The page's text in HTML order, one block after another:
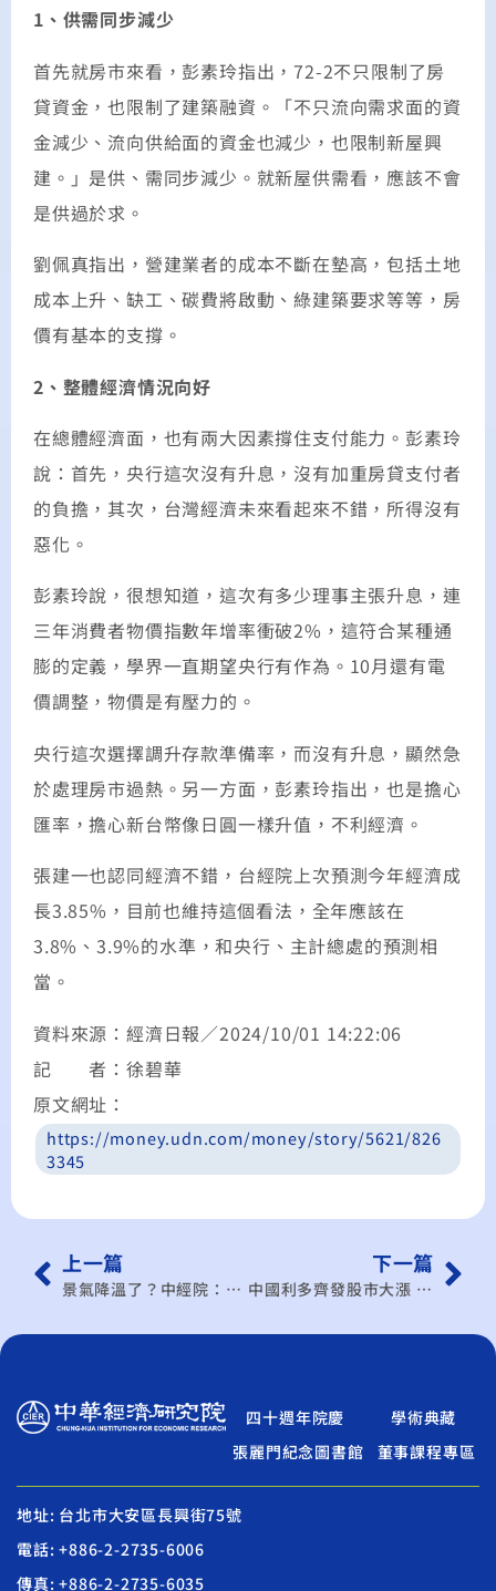
1、供需同步減少
首先就房市來看，彭素玲指出，72-2不只限制了房
貸資金，也限制了建築融資。「不只流向需求面的資
金減少、流向供給面的資金也減少，也限制新屋興
建。」是供、需同步減少。就新屋供需看，應該不會
是供過於求。
劉佩真指出，營建業者的成本不斷在墊高，包括土地
成本上升、缺工、碳費將啟動、綠建築要求等等，房
價有基本的支撐。
2、整體經濟情況向好
在總體經濟面，也有兩大因素撐住支付能力。彭素玲
說：首先，央行這次沒有升息，沒有加重房貸支付者
的負擔，其次，台灣經濟未來看起來不錯，所得沒有
惡化。
彭素玲說，很想知道，這次有多少理事主張升息，連
三年消費者物價指數年增率衝破2%，這符合某種通
膨的定義，學界一直期望央行有作為。10月還有電
價調整，物價是有壓力的。
央行這次選擇調升存款準備率，而沒有升息，顯然急
於處理房市過熱。另一方面，彭素玲指出，也是擔心
匯率，擔心新台幣像日圓一樣升值，不利經濟。
張建一也認同經濟不錯，台經院上次預測今年經濟成
長3.85%，目前也維持這個看法，全年應該在
3.8%、3.9%的水準，和央行、主計總處的預測相
當。
資料來源：經濟日報／2024/10/01 14:22:06
記 者：徐碧華
原文網址 ：
https://money.udn.com/money/story/5621/826
3345
上一篇
景氣降溫了？中經院：樂觀中帶點保守
下一篇
中國利多齊發股市大漲 學者提醒散戶被割韭菜
四十週年院慶
學術典藏
張麗門紀念圖書館
董事課程專區
地址: 台北市大安區長興街75號
電話: +886-2-2735-6006
傳真: +886-2-2735-6035